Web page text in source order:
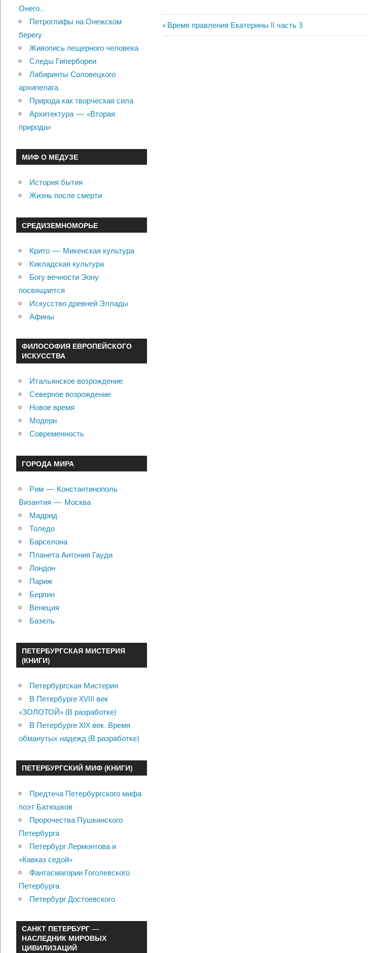
Навигация
Previous
Post:
Время правления Екатерины II часть 3
Онего…
Петроглифы на Онежском
берегу
Живопись пещерного человека
Следы Гипербореи
Лабиринты Соловецкого
архипелага
Природа как творческая сила
Архитектура — «Вторая
природа»
МИФ О МЕДУЗЕ
История бытия
Жизнь после смерти
СРЕДИЗЕМНОМОРЬЕ
Крито — Микенская культура
Кикладская культура
Богу вечности Эону
посвящается
Искусство древней Эллады
Афины
ФИЛОСОФИЯ ЕВРОПЕЙСКОГО
ИСКУССТВА
Итальянское возрождение
Северное возрождение
Новое время
Модерн
Современность
ГОРОДА МИРА
Рим — Константинополь
Византия — Москва
Мадрид
Толедо
Барселона
Планета Антония Гауди
Лондон
Париж
Берлин
Венеция
Базель
ПЕТЕРБУРГСКАЯ МИСТЕРИЯ
(КНИГИ)
Петербургская Мистерия
В Петербурге XVIII век
«ЗОЛОТОЙ» (В разработке)
В Петербурге XIX век. Время
обманутых надежд (В разработке)
ПЕТЕРБУРГСКИЙ МИФ (КНИГИ)
Предтеча Петербургского мифа
поэт Батюшков
Пророчества Пушкинского
Петербурга
Петербург Лермонтова и
«Кавказ седой»
Фантасмагории Гоголевского
Петербурга
Петербург Достоевского
САНКТ ПЕТЕРБУРГ —
НАСЛЕДНИК МИРОВЫХ
ЦИВИЛИЗАЦИЙ